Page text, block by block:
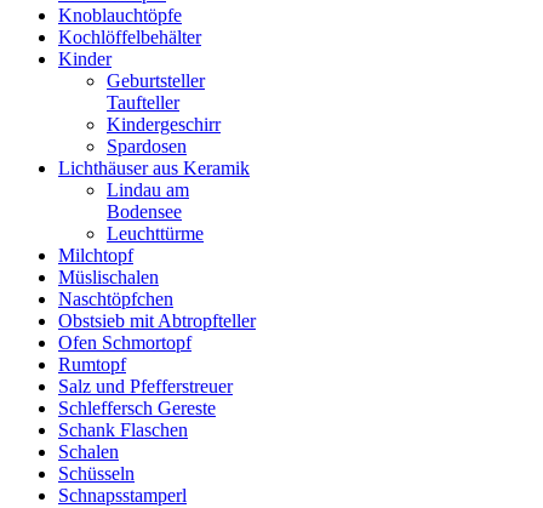
Knoblauchtöpfe
Kochlöffelbehälter
Kinder
Geburtsteller
Taufteller
Kindergeschirr
Spardosen
Lichthäuser aus Keramik
Lindau am
Bodensee
Leuchttürme
Milchtopf
Müslischalen
Naschtöpfchen
Obstsieb mit Abtropfteller
Ofen Schmortopf
Rumtopf
Salz und Pfefferstreuer
Schleffersch Gereste
Schank Flaschen
Schalen
Schüsseln
Schnapsstamperl